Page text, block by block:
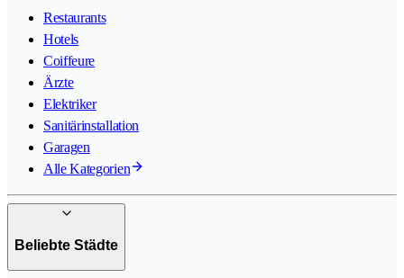
Restaurants
Hotels
Coiffeure
Ärzte
Elektriker
Sanitärinstallation
Garagen
Alle Kategorien
Beliebte Städte